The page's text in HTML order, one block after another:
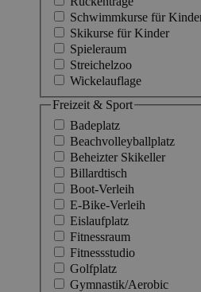
Schwimmkurse für
Skikurse für Kinder
Spieleraum
Streichelzoo
Wickelauflage
Freizeit & Sport
Badeplatz
Beachvolleyballplatz
Beheizter Skikeller
Billardtisch
Boot-Verleih
E-Bike-Verleih
Eislaufplatz
Fitnessraum
Fitnessstudio
Golfplatz
Gymnastik/Aerobic